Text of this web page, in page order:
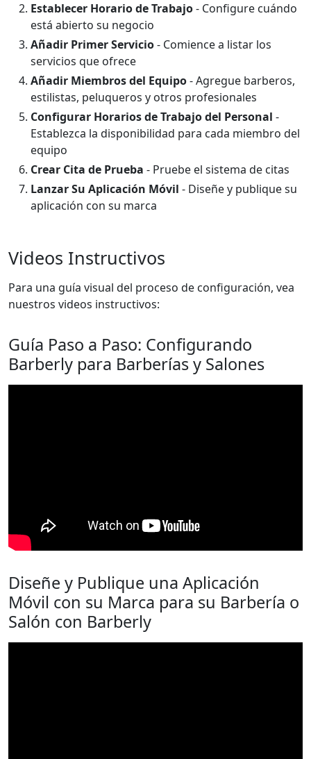
Establecer Horario de Trabajo- Configure cuándo
está abierto su negocio
Añadir Primer Servicio- Comience a listar los
servicios que ofrece
Añadir Miembros del Equipo- Agregue barberos,
estilistas, peluqueros y otros profesionales
Configurar Horarios de Trabajo del Personal -
Establezca la disponibilidad para cada miembro del
equipo
Crear Cita de Prueba - Pruebe el sistema de citas
Lanzar Su Aplicación Móvil - Diseñe y publique su
aplicación con su marca
Videos Instructivos
Para una guía visual del proceso de configuración, vea
nuestros videos instructivos:
Guía Paso a Paso: Configurando
Barberly para Barberías y Salones
Diseñe y Publique una Aplicación
Móvil con su Marca para su Barbería o
Salón con Barberly